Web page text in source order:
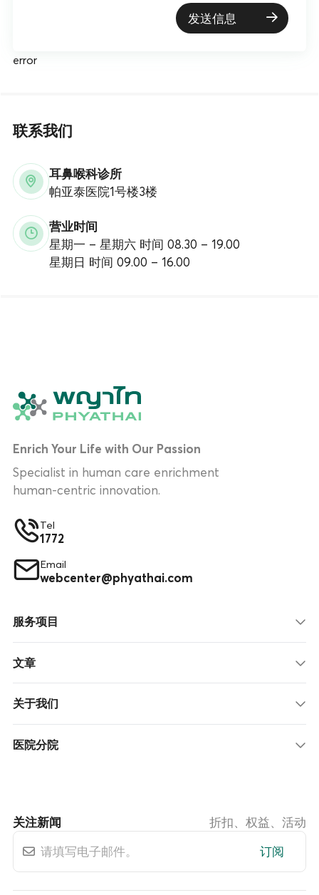
发送信息
error
联系我们
耳鼻喉科诊所
帕亚泰医院1号楼3楼
营业时间
星期一 – 星期六 时间 08.30 – 19.00
星期日 时间 09.00 – 16.00
Enrich Your Life with Our Passion
Specialist in human care enrichment
human-centric innovation.
Tel
1772
Email
webcenter@phyathai.com
服务项目
文章
关于我们
医院分院
关注新闻
折扣、权益、活动
订阅